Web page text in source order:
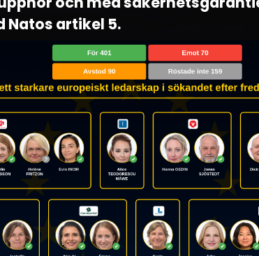
Natos artikel 5.